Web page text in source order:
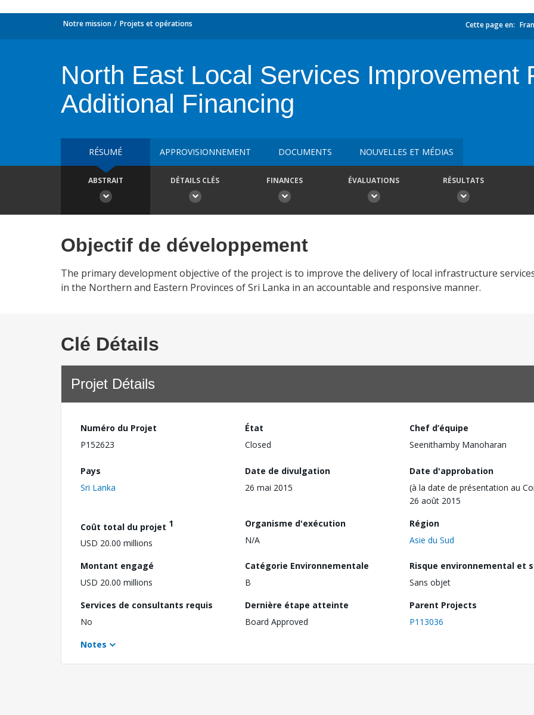
Notre mission Projets et opérations Cette page en:
North East Local Services Improvement
Additional Financing
RÉSUMÉ APPROVISIONNEMENT DOCUMENTS NOUVELLES ET MÉDIAS
ABSTRAIT DÉTAILS CLÉS FINANCES ÉVALUATIONS RÉSULTATS
Objectif de développement
The primary development objective of the project is to improve the delivery of local infrastructure
in the Northern and Eastern Provinces of Sri Lanka in an accountable and responsive manner.
Clé Détails
Projet Détails
Numéro du Projet
P152623
État
Closed
Chef d’équipe
Seenithamby Manoharan
Pays
Sri Lanka
Date de divulgation
26 mai 2015
Date d'approbation
(à la date de présentation au
26 août 2015
Coût total du projet 1
USD 20.00 millions
Organisme d'exécution
N/A
Région
Asie du Sud
Montant engagé
USD 20.00 millions
Catégorie Environnementale
B
Risque environnemental et
Sans objet
Services de consultants requis
No
Dernière étape atteinte
Board Approved
Parent Projects
P113036
Notes